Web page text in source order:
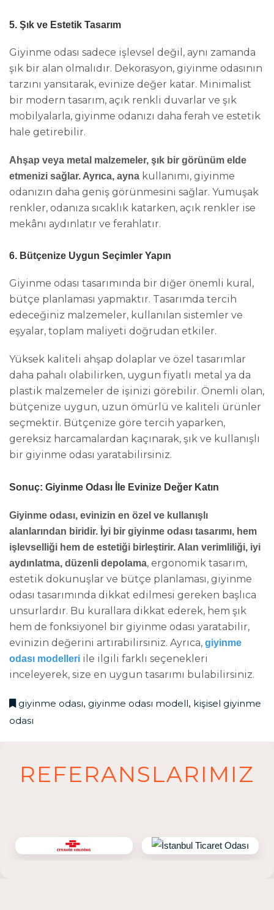
5. Şık ve Estetik Tasarım
Giyinme odası sadece işlevsel değil, aynı zamanda
şık bir alan olmalıdır. Dekorasyon, giyinme odasının
tarzını yansıtarak, evinize değer katar. Minimalist
bir modern tasarım, açık renkli duvarlar ve şık
mobilyalarla, giyinme odanızı daha ferah ve estetik
hale getirebilir.
Ahşap veya metal malzemeler, şık bir görünüm elde
etmenizi sağlar. Ayrıca, ayna kullanımı, giyinme
odanızın daha geniş görünmesini sağlar. Yumuşak
renkler, odanıza sıcaklık katarken, açık renkler ise
mekânı aydınlatır ve ferahlatır.
6. Bütçenize Uygun Seçimler Yapın
Giyinme odası tasarımında bir diğer önemli kural,
bütçe planlaması yapmaktır. Tasarımda tercih
edeceğiniz malzemeler, kullanılan sistemler ve
eşyalar, toplam maliyeti doğrudan etkiler.
Yüksek kaliteli ahşap dolaplar ve özel tasarımlar
daha pahalı olabilirken, uygun fiyatlı metal ya da
plastik malzemeler de işinizi görebilir. Önemli olan,
bütçenize uygun, uzun ömürlü ve kaliteli ürünler
seçmektir. Bütçenize göre tercih yaparken,
gereksiz harcamalardan kaçınarak, şık ve kullanışlı
bir giyinme odası yaratabilirsiniz.
Sonuç: Giyinme Odası İle Evinize Değer Katın
Giyinme odası, evinizin en özel ve kullanışlı
alanlarından biridir. İyi bir giyinme odası tasarımı, hem
işlevselliği hem de estetiği birleştirir. Alan verimliliği, iyi
aydınlatma, düzenli depolama, ergonomik tasarım,
estetik dokunuşlar ve bütçe planlaması, giyinme
odası tasarımında dikkat edilmesi gereken başlıca
unsurlardır. Bu kurallara dikkat ederek, hem şık
hem de fonksiyonel bir giyinme odası yaratabilir,
evinizin değerini artırabilirsiniz. Ayrıca, giyinme
odası modelleri ile ilgili farklı seçenekleri
inceleyerek, size en uygun tasarımı bulabilirsiniz.
giyinme odası, giyinme odası modell, kişisel giyinme
odası
REFERANSLARIMIZ